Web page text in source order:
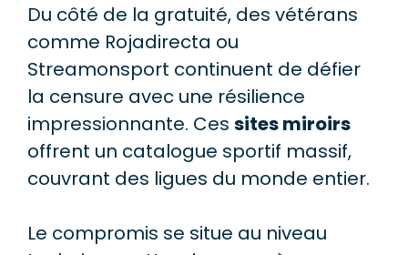
Du côté de la gratuité, des vétérans
comme Rojadirecta ou
Streamonsport continuent de défier
la censure avec une résilience
impressionnante. Ces sites miroirs
offrent un catalogue sportif massif,
couvrant des ligues du monde entier.
Le compromis se situe au niveau